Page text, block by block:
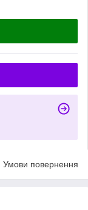
Умови повернення